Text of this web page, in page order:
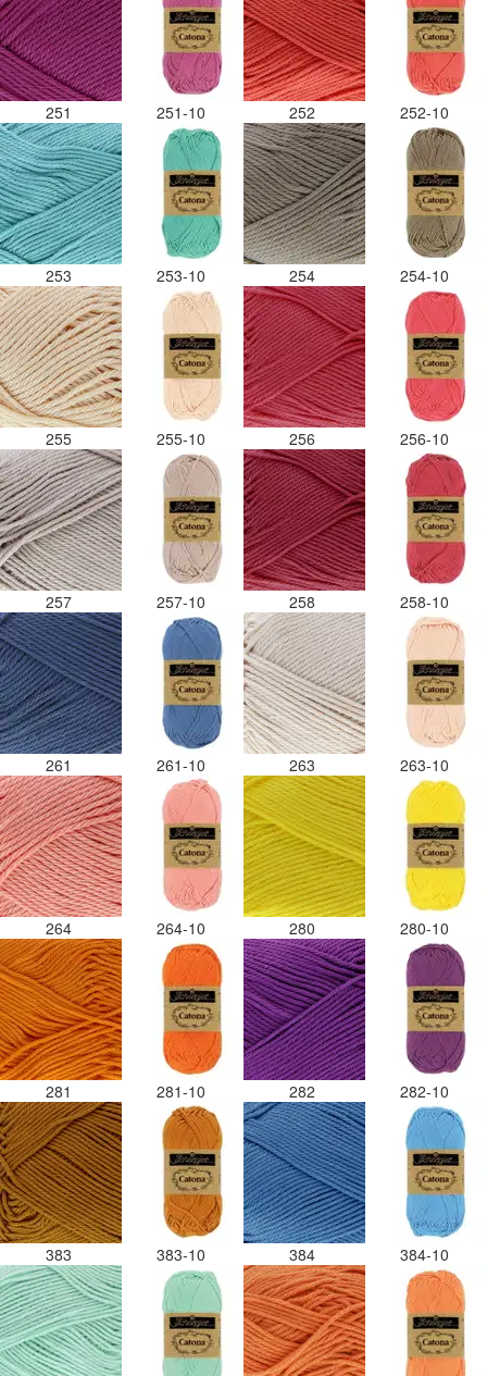
251 251-10 252 252-10
253 253-10 254 254-10
255 255-10 256 256-10
257 257-10 258 258-10
261 261-10 263 263-10
264 264-10 280 280-10
281 281-10 282 282-10
383 383-10 384 384-10